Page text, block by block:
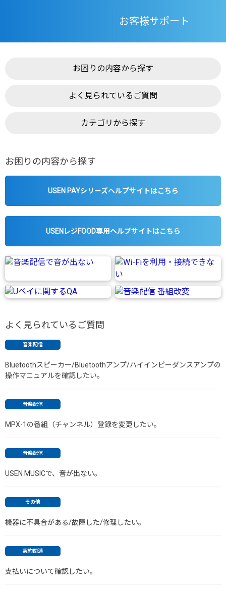
お客様サポート
お困りの内容から探す
よく見られているご質問
カテゴリから探す
お困りの内容から探す
USEN PAYシリーズヘルプサイトはこちら
USENレジFOOD専用ヘルプサイトはこちら
よく見られているご質問
音楽配信
Bluetoothスピーカー/Bluetoothアンプ/ハイインピーダンスアンプの
操作マニュアルを確認したい。
音楽配信
MPX-1の番組（チャンネル）登録を変更したい。
音楽配信
USEN MUSICで、音が出ない。
その他
機器に不具合がある/故障した/修理したい。
契約関連
支払いについて確認したい。